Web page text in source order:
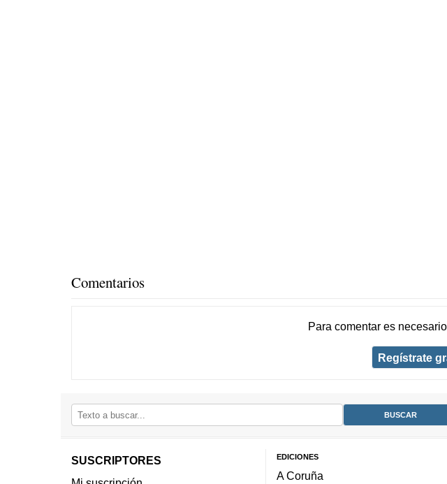
Comentarios
Para comentar es necesario
Regístrate
SUSCRIPTORES
EDICIONES
A Coruña